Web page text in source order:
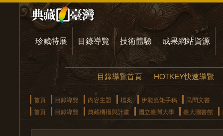
珍藏特展 目錄導覽 技術體驗 成果網站資源
目錄導覽首頁 HOTKEY快速導覽
首頁 目錄導覽 內容主題 檔案 伊能嘉矩手稿
民間文書
首頁
目錄導覽 典藏機構與計畫 國立臺灣大學 臺大圖書館